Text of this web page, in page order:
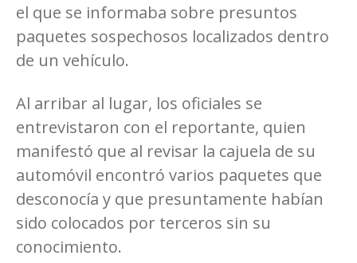
el que se informaba sobre presuntos
paquetes sospechosos localizados dentro
de un vehículo.
Al arribar al lugar, los oficiales se
entrevistaron con el reportante, quien
manifestó que al revisar la cajuela de su
automóvil encontró varios paquetes que
desconocía y que presuntamente habían
sido colocados por terceros sin su
conocimiento.